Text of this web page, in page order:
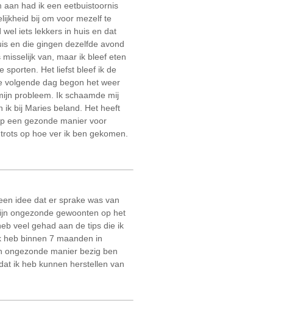
aan had ik een eetbuistoornis
bij om voor mezelf te
iets lekkers in huis en dat
en die gingen dezelfde avond
van, maar ik bleef eten
sporten. Het liefst bleef ik de
volgende dag begon het weer
probleem. Ik schaamde mij
ik bij Maries beland. Het heeft
een gezonde manier voor
op hoe ver ik ben gekomen.
idee dat er sprake was van
ongezonde gewoonten op het
veel gehad aan de tips die ik
binnen 7 maanden in
ongezonde manier bezig ben
ik heb kunnen herstellen van